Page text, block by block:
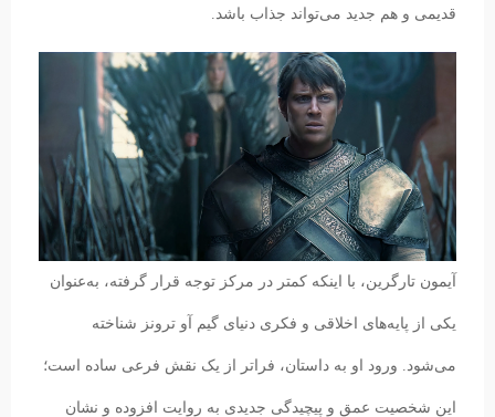
قدیمی و هم جدید می‌تواند جذاب باشد.
آیمون تارگرین، با اینکه کمتر در مرکز توجه قرار گرفته، به‌عنوان
یکی از پایه‌های اخلاقی و فکری دنیای گیم آو ترونز شناخته
می‌شود. ورود او به داستان، فراتر از یک نقش فرعی ساده است؛
این شخصیت عمق و پیچیدگی جدیدی به روایت افزوده و نشان